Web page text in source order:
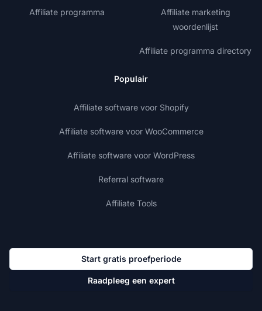
Affiliate programma
Affiliate marketing
woordenlijst
Affiliate programma directory
Populair
Affiliate software voor Shopify
Affiliate software voor WooCommerce
Affiliate software voor WordPress
Referral software
Affiliate Tools
Start gratis proefperiode
Raadpleeg een expert